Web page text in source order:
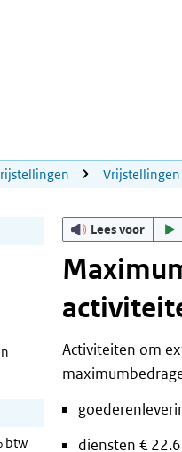
Vrijstellingen
btw
Lees voor
Activiteiten om
diensten €